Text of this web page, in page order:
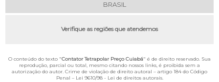
BRASIL
Verifique as regiões que atendemos
O conteúdo do texto "Contator Tetrapolar Preço Cuiabá" é de direito reservado. Sua
reprodução, parcial ou total, mesmo citando nossos links, é proibida sem a
autorização do autor. Crime de violação de direito autoral – artigo 184 do Código
Penal – Lei 9610/98 - Lei de direitos autorais.